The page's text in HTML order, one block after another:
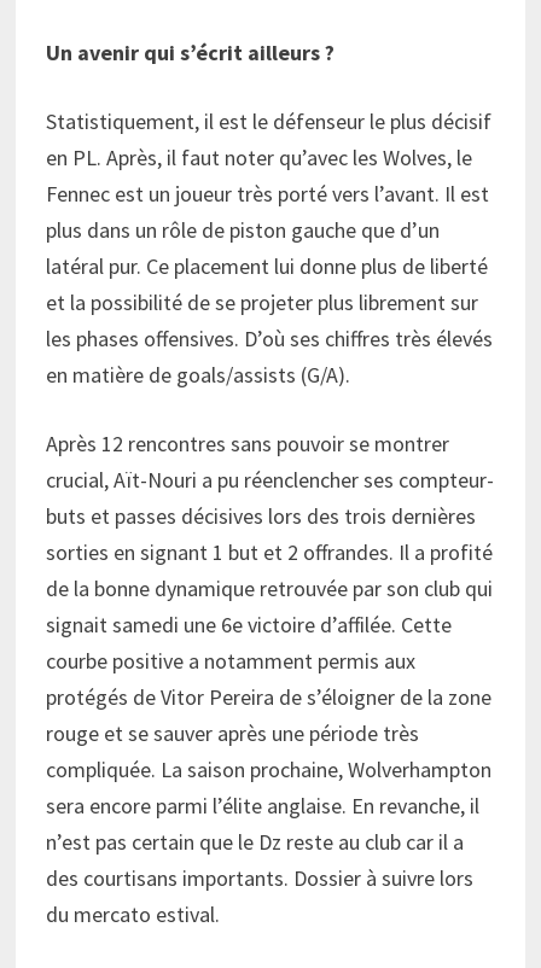
Un avenir qui s’écrit ailleurs ?
Statistiquement, il est le défenseur le plus décisif
en PL. Après, il faut noter qu’avec les Wolves, le
Fennec est un joueur très porté vers l’avant. Il est
plus dans un rôle de piston gauche que d’un
latéral pur. Ce placement lui donne plus de liberté
et la possibilité de se projeter plus librement sur
les phases offensives. D’où ses chiffres très élevés
en matière de goals/assists (G/A).
Après 12 rencontres sans pouvoir se montrer
crucial, Aït-Nouri a pu réenclencher ses compteur-
buts et passes décisives lors des trois dernières
sorties en signant 1 but et 2 offrandes. Il a profité
de la bonne dynamique retrouvée par son club qui
signait samedi une 6e victoire d’affilée. Cette
courbe positive a notamment permis aux
protégés de Vitor Pereira de s’éloigner de la zone
rouge et se sauver après une période très
compliquée. La saison prochaine, Wolverhampton
sera encore parmi l’élite anglaise. En revanche, il
n’est pas certain que le Dz reste au club car il a
des courtisans importants. Dossier à suivre lors
du mercato estival.